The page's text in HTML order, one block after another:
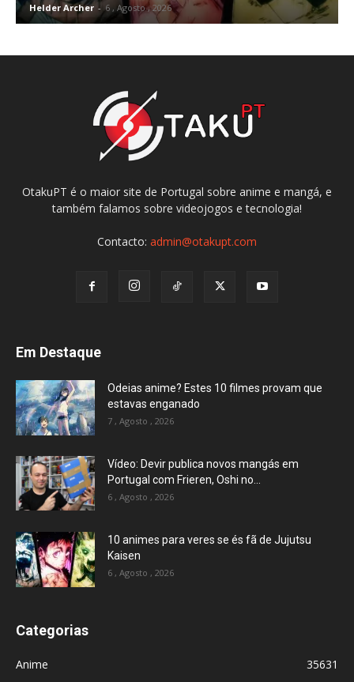
Helder Archer - 6 , Agosto , 2026
OtakuPT é o maior site de Portugal sobre anime e mangá, e
também falamos sobre videojogos e tecnologia!
Contacto: admin@otakupt.com
Em Destaque
Odeias anime? Estes 10 filmes provam que
estavas enganado
7 , Agosto , 2026
Vídeo: Devir publica novos mangás em
Portugal com Frieren, Oshi no...
6 , Agosto , 2026
10 animes para veres se és fã de Jujutsu
Kaisen
6 , Agosto , 2026
Categorias
Anime
35631